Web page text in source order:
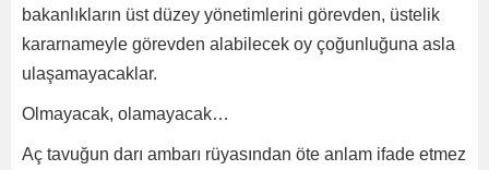
bakanlıkların üst düzey yönetimlerini görevden, üstelik
kararnameyle görevden alabilecek oy çoğunluğuna asla
ulaşamayacaklar.
Olmayacak, olamayacak…
Aç tavuğun darı ambarı rüyasından öte anlam ifade etmez